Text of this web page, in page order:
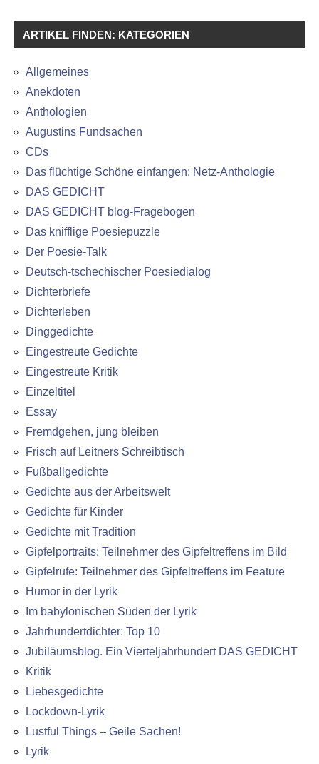
ARTIKEL FINDEN: KATEGORIEN
Allgemeines
Anekdoten
Anthologien
Augustins Fundsachen
CDs
Das flüchtige Schöne einfangen: Netz-Anthologie
DAS GEDICHT
DAS GEDICHT blog-Fragebogen
Das knifflige Poesiepuzzle
Der Poesie-Talk
Deutsch-tschechischer Poesiedialog
Dichterbriefe
Dichterleben
Dinggedichte
Eingestreute Gedichte
Eingestreute Kritik
Einzeltitel
Essay
Fremdgehen, jung bleiben
Frisch auf Leitners Schreibtisch
Fußballgedichte
Gedichte aus der Arbeitswelt
Gedichte für Kinder
Gedichte mit Tradition
Gipfelportraits: Teilnehmer des Gipfeltreffens im Bild
Gipfelrufe: Teilnehmer des Gipfeltreffens im Feature
Humor in der Lyrik
Im babylonischen Süden der Lyrik
Jahrhundertdichter: Top 10
Jubiläumsblog. Ein Vierteljahrhundert DAS GEDICHT
Kritik
Liebesgedichte
Lockdown-Lyrik
Lustful Things – Geile Sachen!
Lyrik